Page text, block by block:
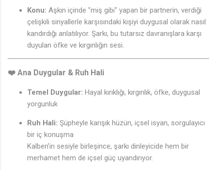
Konu: Aşkın içinde "miş gibi" yapan bir partnerin, verdiği
çelişkili sinyallerle karşısındaki kişiyi duygusal olarak nasıl
kandırdığı anlatılıyor. Şarkı, bu tutarsız davranışlara karşı
duyulan öfke ve kırgınlığın sesi.
❤️ Ana Duygular & Ruh Hali
Temel Duygular: Hayal kırıklığı, kırgınlık, öfke, duygusal
yorgunluk
Ruh Hali: Şüpheyle karışık hüzün, içsel isyan, sorgulayıcı
bir iç konuşma
Kalben’in sesiyle birleşince, şarkı dinleyicide hem bir
merhamet hem de içsel güç uyandırıyor.